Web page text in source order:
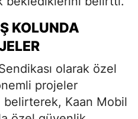
KOLUNDA
olarak özel
projeler
belirterek, Kaan Mobil